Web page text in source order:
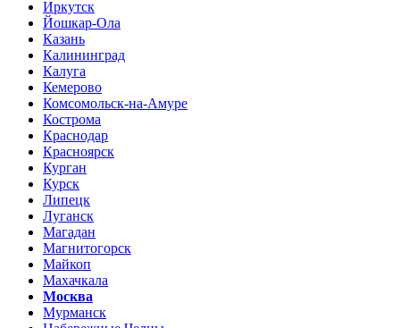
Иркутск
Йошкар-Ола
Казань
Калининград
Калуга
Кемерово
Комсомольск-на-Амуре
Кострома
Краснодар
Красноярск
Курган
Курск
Липецк
Луганск
Магадан
Магнитогорск
Майкоп
Махачкала
Москва
Мурманск